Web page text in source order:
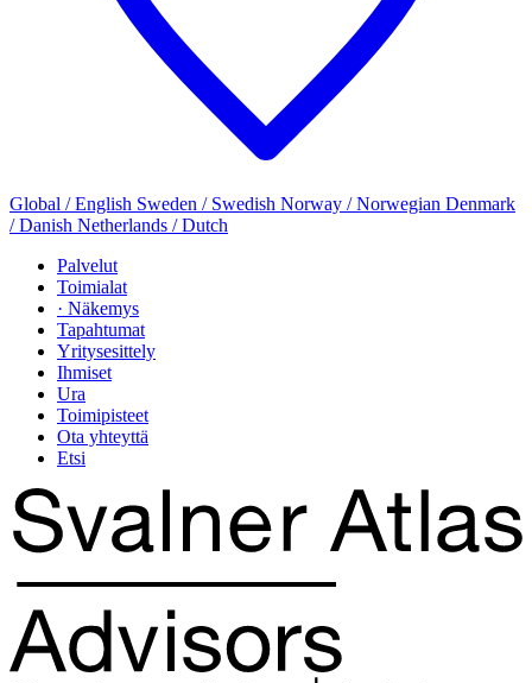
Global / English Sweden / Swedish Norway / Norwegian Denmark
/ Danish Netherlands / Dutch
Palvelut
Toimialat
· Näkemys
Tapahtumat
Yritysesittely
Ihmiset
Ura
Toimipisteet
Ota yhteyttä
Etsi